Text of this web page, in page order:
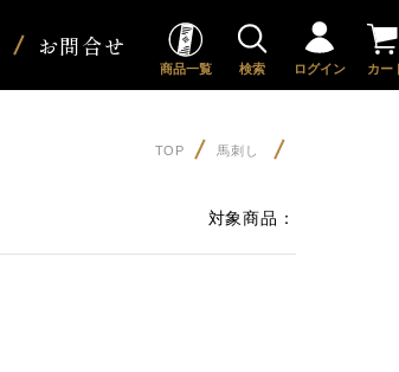
お問合せ
商品一覧 検索 ログイン カー
TOP 馬刺し
対象商品：